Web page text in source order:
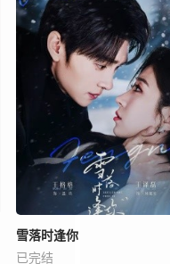
雪落时逢你
已完结